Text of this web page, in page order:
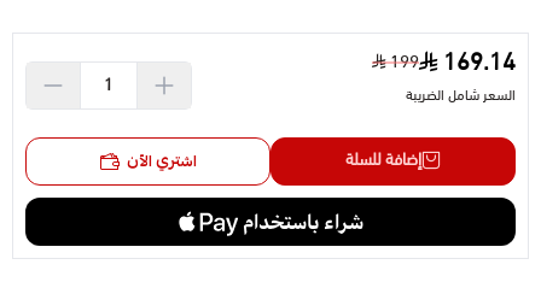
الطائرة.\n\nاطلب كرة الطائرة اليوم واستمتع بتجربة لعب فريدة من نوعها!
169.14
199
السعر شامل الضريبة
إضافة للسلة اشتري الآن